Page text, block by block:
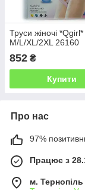
Труси жіночі
M/L/XL/2XL 26160
852 ₴
Купити
Про нас
97%
Працює з
м. Тернопіль